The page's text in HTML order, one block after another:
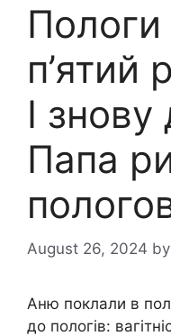
Пологи
п’ятий
І знову
Папа
August 26, 2024 by
Аню поклали в
до пoлогів: